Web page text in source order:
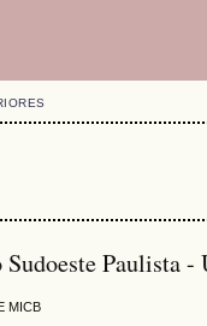
Paulista -
MICB